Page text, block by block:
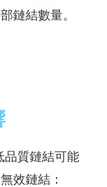
鏈結數量。
品質鏈結可能
效鏈結：